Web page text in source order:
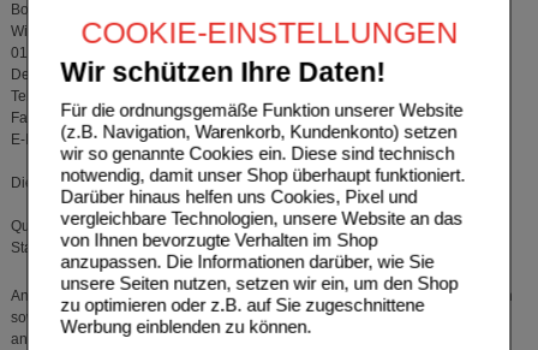
COOKIE-EINSTELLUNGEN
Wir schützen Ihre Daten!
Für die ordnungsgemäße Funktion unserer Website
(z.B. Navigation, Warenkorb, Kundenkonto) setzen
wir so genannte Cookies ein. Diese sind technisch
notwendig, damit unser Shop überhaupt funktioniert.
Darüber hinaus helfen uns Cookies, Pixel und
vergleichbare Technologien, unsere Website an das
von Ihnen bevorzugte Verhalten im Shop
anzupassen. Die Informationen darüber, wie Sie
unsere Seiten nutzen, setzen wir ein, um den Shop
zu optimieren oder z.B. auf Sie zugeschnittene
Werbung einblenden zu können.
Bombastus-Werke AG
Wilsdruffer Straße 170
01705 Freital
Deutschland
Telefon: +49 351 65803-0
Fax: +49 351 65803-99
E-Mail: info@bombastus-werke.de
Diese Gebrauchsinformation wurde zuletzt überarbeitet im März 2016.
Quelle: Angaben der Packungsbeilage
Stand: 10/2016
Anwendungsgebiete: wird bei unspezifischen, akuten Durchfallerkrankungen
sowie bei leichten Schleimhautentzündungen im Mund- und Rachenraum
angewendet.